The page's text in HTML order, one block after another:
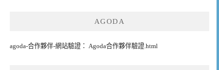
AGODA
agoda-合作夥伴-網站驗證： Agoda合作夥伴驗證.html